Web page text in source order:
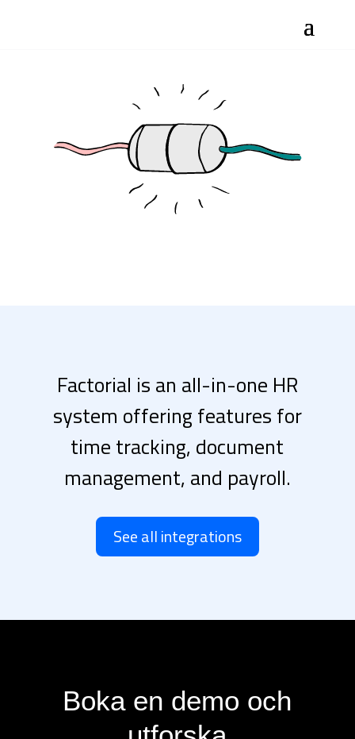
Factorial is an all-in-one HR
system offering features for
time tracking, document
management, and payroll.
See all integrations
Boka en demo och